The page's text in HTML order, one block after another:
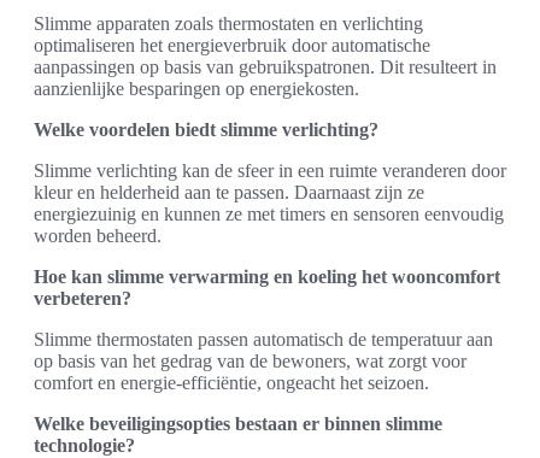
Slimme apparaten zoals thermostaten en verlichting
optimaliseren het energieverbruik door automatische
aanpassingen op basis van gebruikspatronen. Dit resulteert in
aanzienlijke besparingen op energiekosten.
Welke voordelen biedt slimme verlichting?
Slimme verlichting kan de sfeer in een ruimte veranderen door
kleur en helderheid aan te passen. Daarnaast zijn ze
energiezuinig en kunnen ze met timers en sensoren eenvoudig
worden beheerd.
Hoe kan slimme verwarming en koeling het wooncomfort
verbeteren?
Slimme thermostaten passen automatisch de temperatuur aan
op basis van het gedrag van de bewoners, wat zorgt voor
comfort en energie-efficiëntie, ongeacht het seizoen.
Welke beveiligingsopties bestaan er binnen slimme
technologie?